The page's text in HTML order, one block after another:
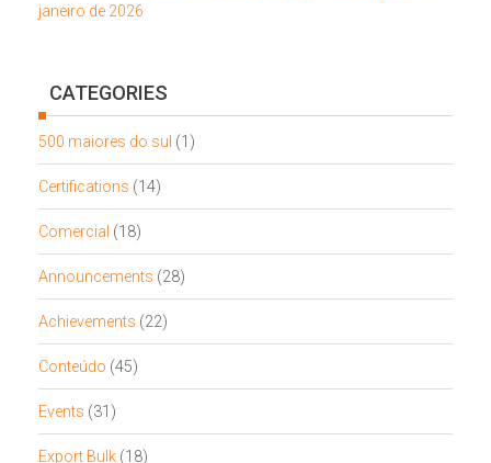
janeiro de 2026
CATEGORIES
500 maiores do sul (1)
Certifications (14)
Comercial (18)
Announcements (28)
Achievements (22)
Conteúdo (45)
Events (31)
Export Bulk (18)